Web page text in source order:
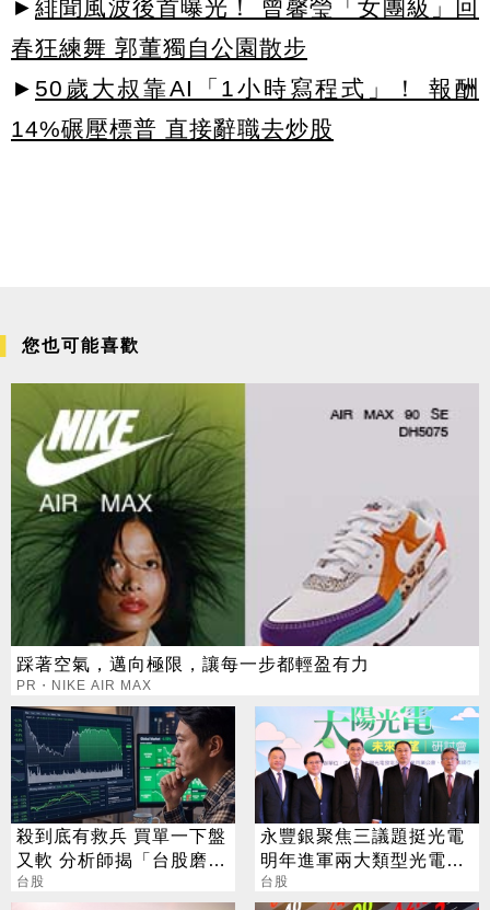
► 緋聞風波後首曝光！ 曾馨瑩「女團級」回
春狂練舞 郭董獨自公園散步
► 50歲大叔靠AI「1小時寫程式」！ 報酬
14%碾壓標普 直接辭職去炒股
您也可能喜歡
踩著空氣，邁向極限，讓每一步都輕盈有力
PR・NIKE AIR MAX
殺到底有救兵 買單一下盤
又軟 分析師揭「台股磨
人」背後真相
台股
永豐銀聚焦三議題挺光電
明年進軍兩大類型光電設
置
台股